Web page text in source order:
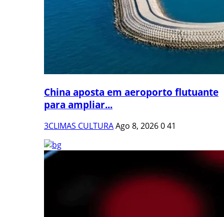
China aposta em aeroporto flutuante
para ampliar...
3CLIMAS CULTURAAgo 8, 2026041